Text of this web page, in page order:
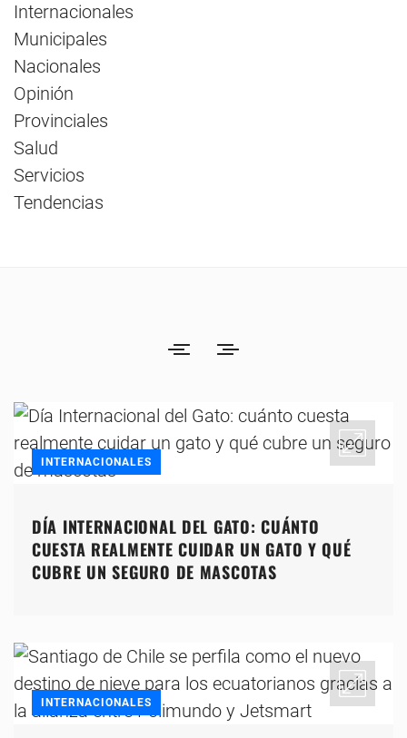
Internacionales
Municipales
Nacionales
Opinión
Provinciales
Salud
Servicios
Tendencias
INTERNACIONALES
DÍA INTERNACIONAL DEL GATO: CUÁNTO
CUESTA REALMENTE CUIDAR UN GATO Y QUÉ
CUBRE UN SEGURO DE MASCOTAS
INTERNACIONALES